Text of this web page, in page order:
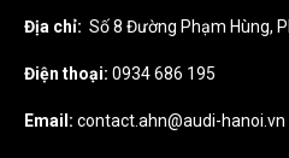
Địa chỉ: Số 8 Đường Phạm Hùng,
Điện thoại: 0934 686 195
Email: contact.ahn@audi-hanoi.vn